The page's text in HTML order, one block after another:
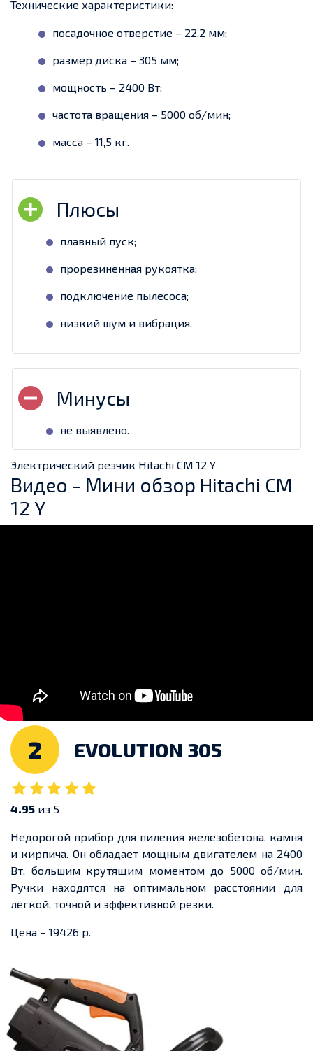
Технические характеристики:
посадочное отверстие – 22,2 мм;
размер диска – 305 мм;
мощность – 2400 Вт;
частота вращения – 5000 об/мин;
масса – 11,5 кг.
плавный пуск;
прорезиненная рукоятка;
подключение пылесоса;
низкий шум и вибрация.
не выявлено.
Электрический резчик Hitachi CM 12 Y
Видео - Мини обзор Hitachi CM
12 Y
2 EVOLUTION 305
4.95 из 5
Недорогой прибор для пиления железобетона, камня
и кирпича. Он обладает мощным двигателем на 2400
Вт, большим крутящим моментом до 5000 об/мин.
Ручки находятся на оптимальном расстоянии для
лёгкой, точной и эффективной резки.
Цена – 19426 р.